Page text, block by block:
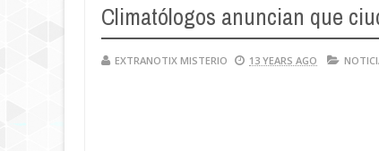
Climatólogos anuncian que
EXTRANOTIX MISTERIO 13 YEARS AGO